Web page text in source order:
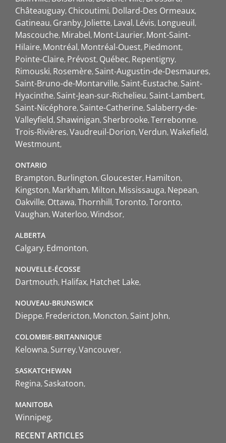
Châteauguay Chicoutimi Dollard-Des Ormeaux
Gatineau Granby Joliette Laval Lévis Longueuil
Mascouche Mirabel Mont-Laurier Mont-Saint-
Hilaire Montréal Montréal-Ouest Piedmont
Pointe-Claire Prévost Québec Repentigny
Rimouski Rosemère Saint-Augustin-de-Desmaures
Saint-Bruno-de-Montarville Saint-Eustache Saint-
Hyacinthe Saint-Jean-sur-Richelieu Saint-Lambert
Saint-Nicéphore Sainte-Catherine Salaberry-de-
Valleyfield Shawinigan Sherbrooke Terrebonne
Trois-Rivières Vaudreuil-Dorion Verdun Wakefield
Westmount
ONTARIO
Brampton Burlington Gloucester Hamilton
Kingston Markham Milton Mississauga Nepean
Oakville Ottawa Thornhill Toronto Toronto
Vaughan Waterloo Windsor
ALBERTA
Calgary Edmonton
NOUVELLE-ÉCOSSE
Dartmouth Halifax Hatchet Lake
NOUVEAU-BRUNSWICK
Dieppe Fredericton Moncton Saint John
COLOMBIE-BRITANNIQUE
Kelowna Surrey Vancouver
SASKATCHEWAN
Regina Saskatoon
MANITOBA
Winnipeg
RECENT ARTICLES